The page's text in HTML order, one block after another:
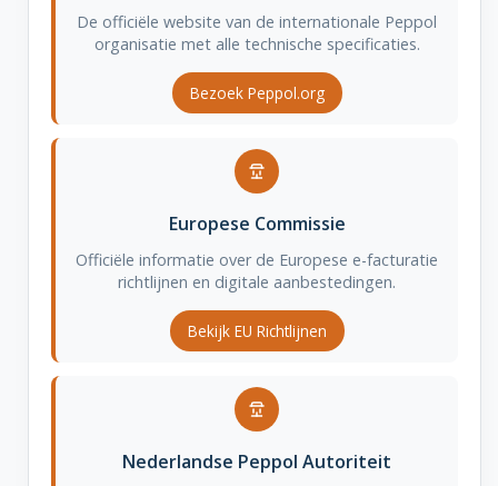
De officiële website van de internationale Peppol
organisatie met alle technische specificaties.
Bezoek Peppol.org
Europese Commissie
Officiële informatie over de Europese e-facturatie
richtlijnen en digitale aanbestedingen.
Bekijk EU Richtlijnen
Nederlandse Peppol Autoriteit